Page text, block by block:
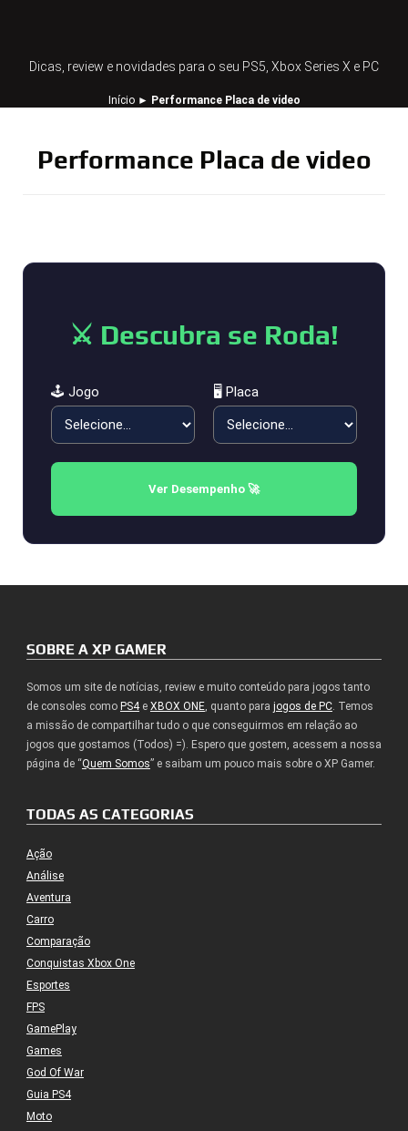
Dicas, review e novidades para o seu PS5, Xbox Series X e PC
Início► Performance Placa de video
Performance Placa de video
⚔️ Descubra se Roda!
🕹️ Jogo 🖥️ Placa
Ver Desempenho 🚀
SOBRE A XP GAMER
Somos um site de notícias, review e muito conteúdo para jogos tanto
de consoles como PS4e XBOX ONE, quanto para jogos de PC. Temos
a missão de compartilhar tudo o que conseguirmos em relação ao
jogos que gostamos (Todos) =). Espero que gostem, acessem a nossa
página de “Quem Somos” e saibam um pouco mais sobre o XP Gamer.
TODAS AS CATEGORIAS
Ação
Análise
Aventura
Carro
Comparação
Conquistas Xbox One
Esportes
FPS
GamePlay
Games
God Of War
Guia PS4
Moto